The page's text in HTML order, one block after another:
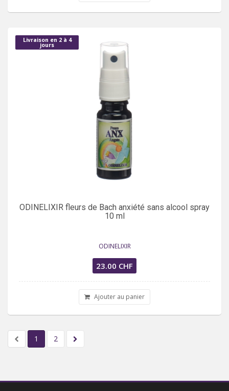
Livraison en 2 à 4
jours
ODINELIXIR fleurs de Bach anxiété sans alcool spray
10 ml
ODINELIXIR
23.00 CHF
Ajouter au panier
1 2